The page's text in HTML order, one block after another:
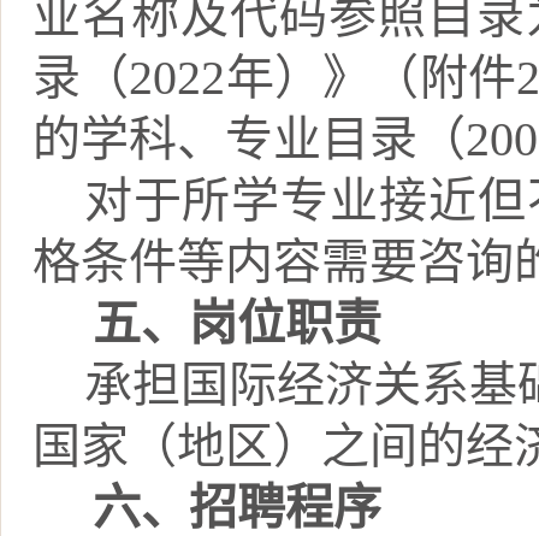
业名称及代码参照目
录（2022年）》（附件
的学科、专业目录（
对于所学专业接近
格条件等内容需要咨询
五、 岗位职责
承担国际经济关系基
国家（地区）之间的经
六、 招聘程序